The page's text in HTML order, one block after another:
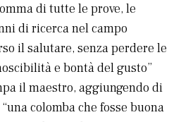
di tutte le prove, le
di ricerca nel campo
il salutare, senza perdere le
e bontà del gusto”
il maestro, aggiungendo di
colomba che fosse buona